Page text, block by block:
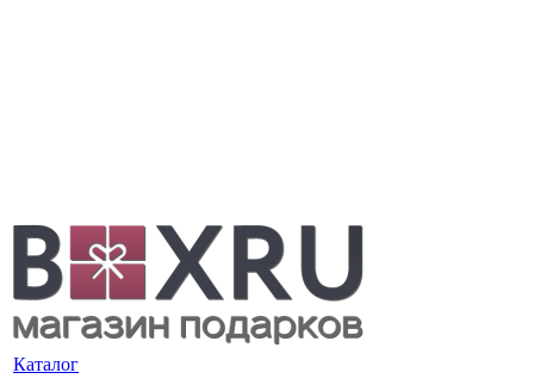
Каталог